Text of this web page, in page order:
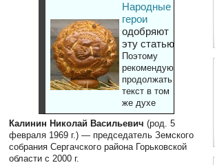
Народные
герои
одобряют
эту статью
Поэтому
рекомендуют
продолжать
текст в том
же духе
Калинин Николай Васильевич (род. 5
февраля 1969 г.) — председатель Земского
собрания Сергачского района Горьковской
области с 2000 г.